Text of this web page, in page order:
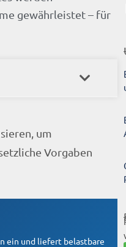
gewährleistet – für
um
Vorgaben
ein und liefert belastbare